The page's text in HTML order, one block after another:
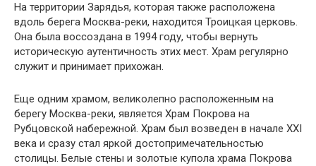
На территории Зарядья, которая также расположена
вдоль берега Москва-реки, находится Троицкая церковь.
Она была воссоздана в 1994 году, чтобы вернуть
историческую аутентичность этих мест. Храм регулярно
служит и принимает прихожан.
Еще одним храмом, великолепно расположенным на
берегу Москва-реки, является Храм Покрова на
Рубцовской набережной. Храм был возведен в начале XXI
века и сразу стал яркой достопримечательностью
столицы. Белые стены и золотые купола храма Покрова